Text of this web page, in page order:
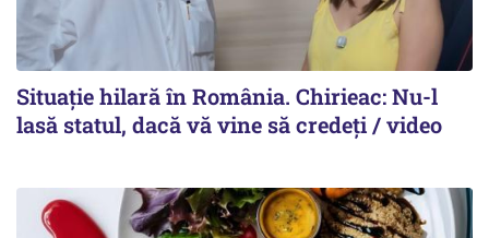
Situație hilară în România. Chirieac: Nu-l
lasă statul, dacă vă vine să credeți / video